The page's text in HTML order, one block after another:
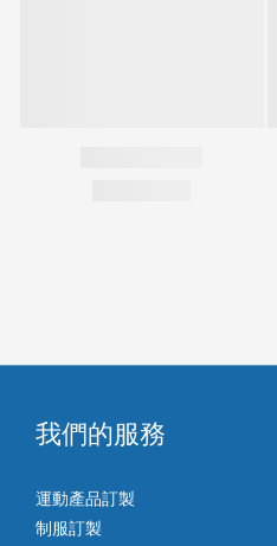
我們的服務
運動產品訂製
制服訂製